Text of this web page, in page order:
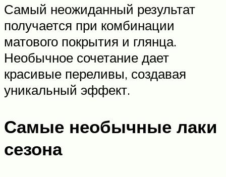
Самый неожиданный результат
получается при комбинации
матового покрытия и глянца.
Необычное сочетание дает
красивые переливы, создавая
уникальный эффект.
Самые необычные лаки
сезона